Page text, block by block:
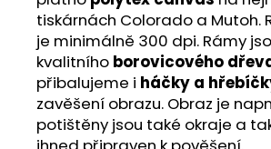
tiskárnách Colorado a Mutoh.
je minimálně 300 dpi. Rámy
kvalitního borovicového
přibalujeme i háčky a
zavěšení obrazu. Obraz je
potištěny jsou také okraje a